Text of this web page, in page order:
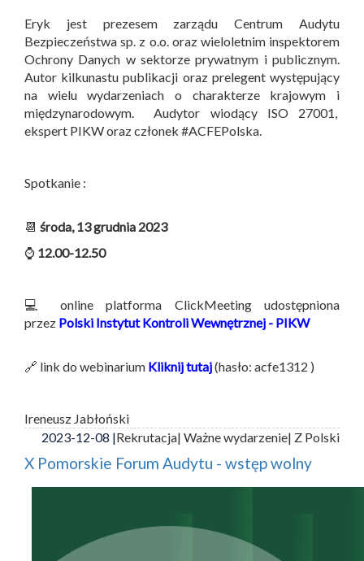
Eryk jest prezesem zarządu Centrum Audytu
Bezpieczeństwa sp. z o.o. oraz wieloletnim inspektorem
Ochrony Danych w sektorze prywatnym i publicznym.
Autor kilkunastu publikacji oraz prelegent występujący
na wielu wydarzeniach o charakterze krajowym i
międzynarodowym. Audytor wiodący ISO 27001,
ekspert PIKW oraz członek #ACFEPolska.
Spotkanie :
📆 środa, 13 grudnia 2023
⌚ 12.00-12.50
💻 online platforma ClickMeeting udostępniona
przez Polski Instytut Kontroli Wewnętrznej - PIKW
🔗 link do webinarium Kliknij tutaj(hasło: acfe1312 )
Ireneusz Jabłoński
2023-12-08 |Rekrutacja| Ważne wydarzenie| Z Polski
X Pomorskie Forum Audytu - wstęp wolny